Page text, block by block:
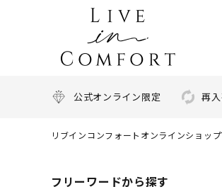
公式オンライン限定 再
リブインコンフォートオンラインショッ
フリーワードから探す